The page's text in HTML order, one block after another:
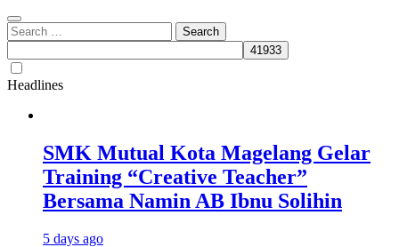
Search
for:
Headlines
SMK Mutual Kota Magelang Gelar
Training “Creative Teacher”
Bersama Namin AB Ibnu Solihin
5 days ago